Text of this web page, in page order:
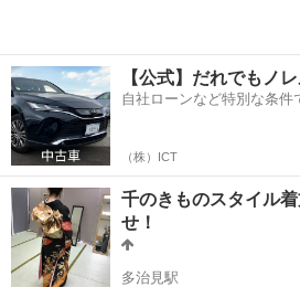
【公式】だれでもノ
自社ローンなど特別な条件
（株）ICT
千のきものスタイル
せ！
多治見駅